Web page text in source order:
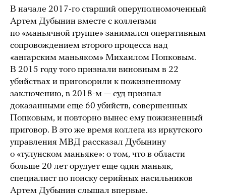
В начале 2017-го старший оперуполномоченный
Артем Дубынин вместе с коллегами
по «маньячной группе» занимался оперативным
сопровождением второго процесса над
«ангарским маньяком» Михаилом Попковым.
В 2015 году того признали виновным в 22
убийствах и приговорили к пожизненному
заключению, в 2018-м — суд признал
доказанными еще 60 убийств, совершенных
Попковым, и повторно вынес ему пожизненный
приговор. В это же время коллега из иркутского
управления МВД рассказал Дубынину
о «тулунском маньяке»: о том, что в области
больше 20 лет орудует еще один маньяк,
специалист по поиску серийных насильников
Артем Дубынин слышал впервые.